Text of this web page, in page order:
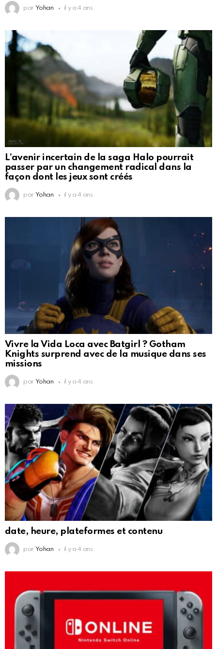
par Yohan il y a 4 ans
L’avenir incertain de la saga Halo pourrait
passer par un changement radical dans la
façon dont les jeux sont créés
par Yohan il y a 4 ans
Vivre la Vida Loca avec Batgirl ? Gotham
Knights surprend avec de la musique dans ses
missions
par Yohan il y a 4 ans
date, heure, plateformes et contenu
par Yohan il y a 4 ans